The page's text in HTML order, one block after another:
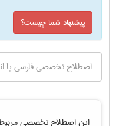
پیشنهاد شما چیست؟
این اصطلاح تخصصی